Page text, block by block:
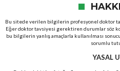
Bu sitede verilen bilgilerin profesyonel doktor
Eğer doktor tavsiyesi gerektiren durumlar söz
bu bilgilerin yanlış amaçlarla kullanılması
sorumlu
YASAL